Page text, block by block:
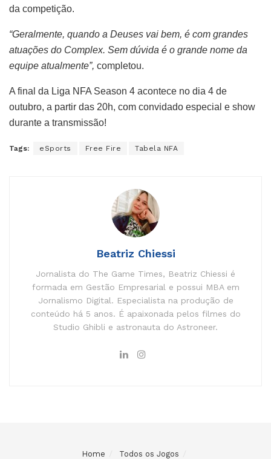
da competição.
“Geralmente, quando a Deuses vai bem, é com grandes
atuações do Complex. Sem dúvida é o grande nome da
equipe atualmente”, completou.
A final da Liga NFA Season 4 acontece no dia 4 de
outubro, a partir das 20h, com convidado especial e show
durante a transmissão!
Tags: eSports Free Fire Tabela NFA
Beatriz Chiessi
Jornalista do The Game Times, Beatriz Chiessi é
formada em Gestão Empresarial e possui MBA em
Jornalismo Digital. Especialista na produção de
conteúdo há 5 anos. É apaixonada pelos filmes do
Studio Ghibli e astronauta do Astroneer.
Home Todos os Jogos